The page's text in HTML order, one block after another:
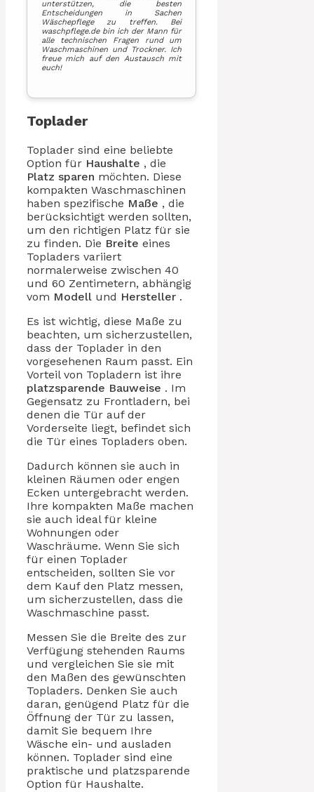
unterstützen, die besten
Entscheidungen in Sachen
Wäschepflege zu treffen. Bei
waschpflege.de bin ich der Mann für
alle technischen Fragen rund um
Waschmaschinen und Trockner. Ich
freue mich auf den Austausch mit
euch!
Toplader
Toplader sind eine beliebte
Option für Haushalte , die
Platz sparen möchten. Diese
kompakten Waschmaschinen
haben spezifische Maße , die
berücksichtigt werden sollten,
um den richtigen Platz für sie
zu finden. Die Breite eines
Topladers variiert
normalerweise zwischen 40
und 60 Zentimetern, abhängig
vom Modell und Hersteller .
Es ist wichtig, diese Maße zu
beachten, um sicherzustellen,
dass der Toplader in den
vorgesehenen Raum passt. Ein
Vorteil von Topladern ist ihre
platzsparende Bauweise . Im
Gegensatz zu Frontladern, bei
denen die Tür auf der
Vorderseite liegt, befindet sich
die Tür eines Topladers oben.
Dadurch können sie auch in
kleinen Räumen oder engen
Ecken untergebracht werden.
Ihre kompakten Maße machen
sie auch ideal für kleine
Wohnungen oder
Waschräume. Wenn Sie sich
für einen Toplader
entscheiden, sollten Sie vor
dem Kauf den Platz messen,
um sicherzustellen, dass die
Waschmaschine passt.
Messen Sie die Breite des zur
Verfügung stehenden Raums
und vergleichen Sie sie mit
den Maßen des gewünschten
Topladers. Denken Sie auch
daran, genügend Platz für die
Öffnung der Tür zu lassen,
damit Sie bequem Ihre
Wäsche ein- und ausladen
können. Toplader sind eine
praktische und platzsparende
Option für Haushalte.